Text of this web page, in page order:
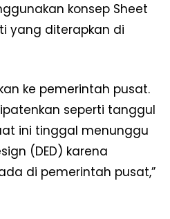
konsep Sheet
yang diterapkan di
ke pemerintah pusat.
seperti tanggul
ini tinggal menunggu
(DED) karena
di pemerintah pusat,”